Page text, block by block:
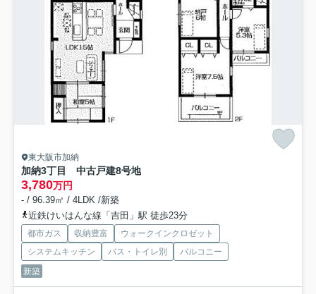
東大阪市加納
加納3丁目 中古戸建8号地
3,780万円
- / 96.39㎡ / 4LDK /新築
近鉄けいはんな線「吉田」駅 徒歩23分
都市ガス 収納豊富
ウォークインクロゼット
システムキッチン
バス・トイレ別
バルコニー
新築